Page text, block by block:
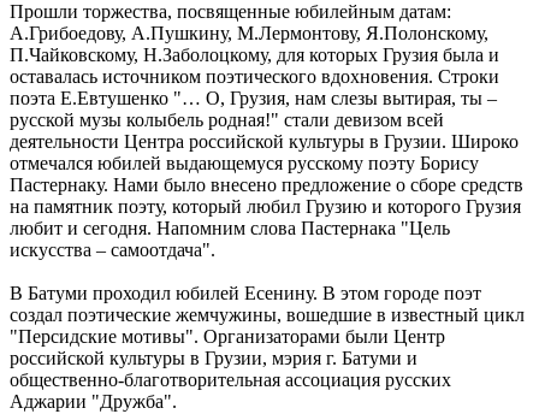
Прошли торжества, посвященные юбилейным датам:
А.Грибоедову, А.Пушкину, М.Лермонтову, Я.Полонскому,
П.Чайковскому, Н.Заболоцкому, для которых Грузия была и
оставалась источником поэтического вдохновения. Строки
поэта Е.Евтушенко "… О, Грузия, нам слезы вытирая, ты –
русской музы колыбель родная!" стали девизом всей
деятельности Центра российской культуры в Грузии. Широко
отмечался юбилей выдающемуся русскому поэту Борису
Пастернаку. Нами было внесено предложение о сборе средств
на памятник поэту, который любил Грузию и которого Грузия
любит и сегодня. Напомним слова Пастернака "Цель
искусства – самоотдача".
В Батуми проходил юбилей Есенину. В этом городе поэт
создал поэтические жемчужины, вошедшие в известный цикл
"Персидские мотивы". Организаторами были Центр
российской культуры в Грузии, мэрия г. Батуми и
общественно-благотворительная ассоциация русских
Аджарии "Дружба".